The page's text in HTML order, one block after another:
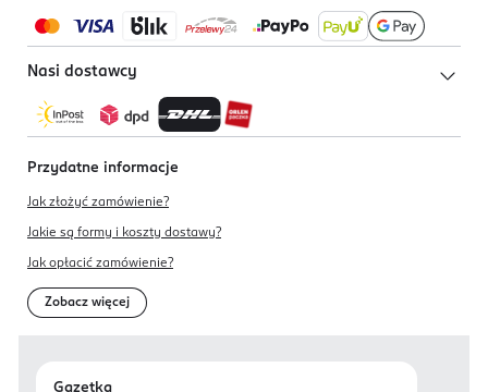
Nasi dostawcy
Przydatne informacje
Jak złożyć zamówienie?
Jakie są formy i koszty dostawy?
Jak opłacić zamówienie?
Zobacz więcej
Gazetka